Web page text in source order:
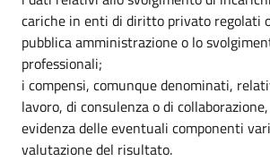
cariche in enti di diritto privato regolati
pubblica amministrazione o lo
professionali;
i compensi, comunque denominati,
lavoro, di consulenza o di
evidenza delle eventuali componenti
valutazione del risultato.